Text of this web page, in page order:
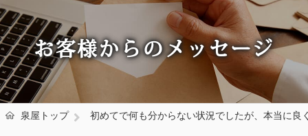
お客様からのメッセージ
泉屋トップ 初めてで何も分からない状況でしたが、本当に良